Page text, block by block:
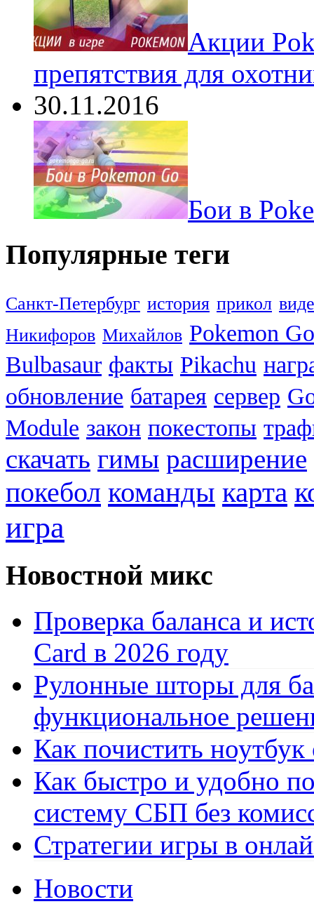
Акции
препятствия для
30.11.2016
Бои в
Популярные теги
Санкт-Петербург история прикол
Никифоров Михайлов Pokemon Go
Bulbasaur факты Pikachu
обновление батарея сервер
Module закон покестопы
скачать гимы расширение
покебол команды карта
игра
Новостной микс
Проверка баланса и
Card в 2026 году
Рулонные шторы для
функциональное
Как почистить
Как быстро и удобно
систему СБП без
Стратегии игры в
Новости